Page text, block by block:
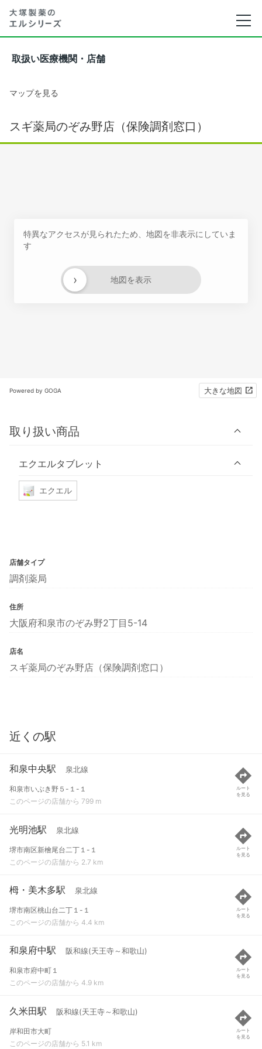
取扱い医療機関・店舗
マップを見る
スギ薬局のぞみ野店（保険調剤窓口）
特異なアクセスが見られたため、地図を非表示にしていま
す
地図を表示
›
Powered by GOGA 大きな地図
取り扱い商品
エクエルタブレット
エクエル
店舗タイプ
調剤薬局
住所
大阪府和泉市のぞみ野2丁目5-14
店名
スギ薬局のぞみ野店（保険調剤窓口）
近くの駅
和泉中央駅 泉北線
和泉市いぶき野５-１-１
このページの店舗から 799 m
ルート
を見る
光明池駅 泉北線
堺市南区新檜尾台二丁１-１
このページの店舗から 2.7 km
ルート
を見る
栂・美木多駅 泉北線
堺市南区桃山台二丁１-１
このページの店舗から 4.4 km
ルート
を見る
和泉府中駅 阪和線(天王寺～和歌山)
和泉市府中町１
このページの店舗から 4.9 km
ルート
を見る
久米田駅 阪和線(天王寺～和歌山)
岸和田市大町
このページの店舗から 5.1 km
ルート
を見る